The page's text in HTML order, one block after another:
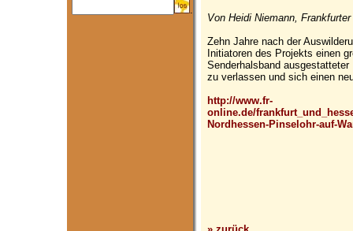
.
Von Heidi Niemann,
Zehn Jahre nach der
Initiatoren des Projekts einen
Senderhalsband
zu verlassen und sich einen
http://www.fr-
online.de/
Nordhessen-Pinselohr-auf-